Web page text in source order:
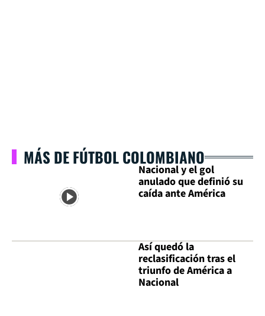
MÁS DE FÚTBOL COLOMBIANO
Nacional y el gol
anulado que definió su
caída ante América
Así quedó la
reclasificación tras el
triunfo de América a
Nacional